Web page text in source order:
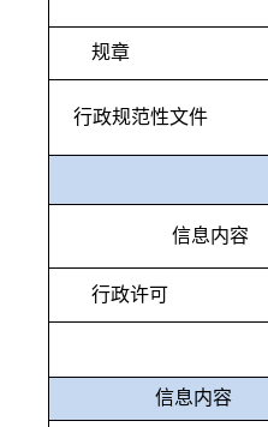
规章
行政规范性文件
信息内容
行政许可
信息内容